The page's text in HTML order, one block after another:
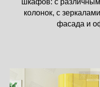
шкафов: с различным
колонок, с
фасада и